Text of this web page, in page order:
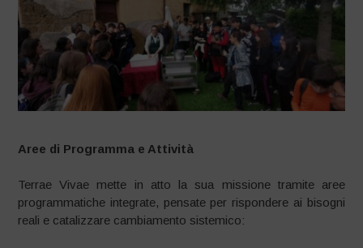
Aree di Programma e Attività
Terrae Vivae mette in atto la sua missione tramite aree
programmatiche integrate, pensate per rispondere ai bisogni
reali e catalizzare cambiamento sistemico: